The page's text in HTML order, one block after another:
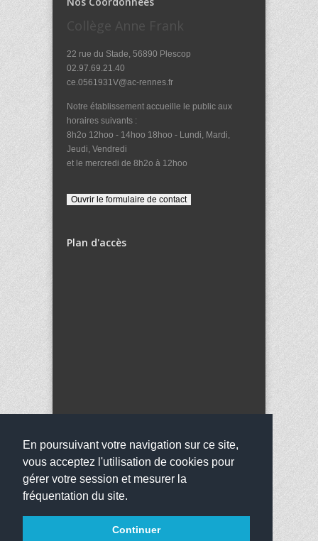
En poursuivant votre navigation sur ce site,
vous acceptez l'utilisation de cookies pour
gérer votre session et mesurer la
fréquentation du site.
Continuer
Collège Anne Frank
22 rue du Stade, 56890 Plescop
02.97.69.21.40
ce.0561931V@ac-rennes.fr
Notre établissement accueille le public aux
horaires suivants :
8h2o 12hoo - 14hoo 18hoo - Lundi, Mardi,
Jeudi, Vendredi
et le mercredi de 8h2o à 12hoo
Plan d'accès
réservés